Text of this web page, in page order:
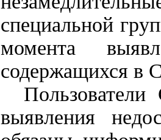
специальной
момента
содержащихся в
выявления